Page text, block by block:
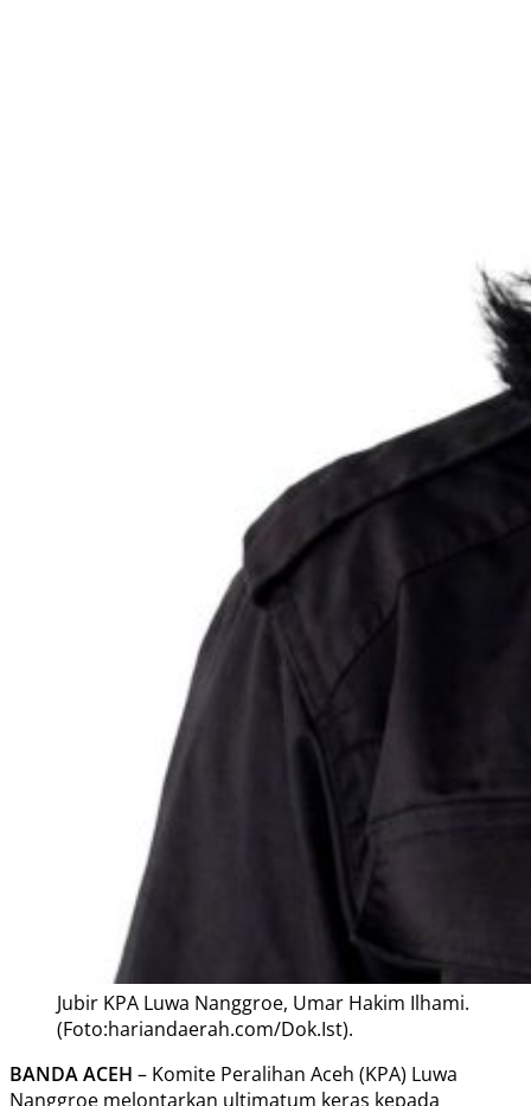
Jubir KPA Luwa Nanggroe, Umar Hakim Ilhami.
(Foto:hariandaerah.com/Dok.Ist).
BANDA ACEH – Komite Peralihan Aceh (KPA) Luwa
Nanggroe melontarkan ultimatum keras kepada